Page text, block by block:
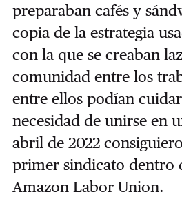
preparaban cafés y
copia de la estrategia
con la que se creaban
comunidad entre los
entre ellos podían
necesidad de unirse en
abril de 2022
primer sindicato dentro
Amazon Labor Union.